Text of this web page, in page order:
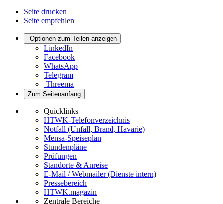
Seite drucken
Seite empfehlen
Optionen zum Teilen anzeigen
LinkedIn
Facebook
WhatsApp
Telegram
Threema
Zum Seitenanfang
Quicklinks
HTWK-Telefonverzeichnis
Notfall (Unfall, Brand, Havarie)
Mensa-Speiseplan
Stundenpläne
Prüfungen
Standorte & Anreise
E-Mail / Webmailer (Dienste intern)
Pressebereich
HTWK.magazin
Zentrale Bereiche